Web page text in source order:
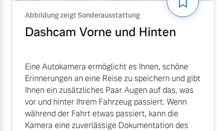
Abbildung zeigt Sonderausstattung
Dashcam Vorne und Hinten
Eine Autokamera ermöglicht es Ihnen, schöne
Erinnerungen an eine Reise zu speichern und gibt
Ihnen ein zusätzliches Paar Augen auf das, was
vor und hinter Ihrem Fahrzeug passiert. Wenn
während der Fahrt etwas passiert, kann die
Kamera eine zuverlässige Dokumentation des